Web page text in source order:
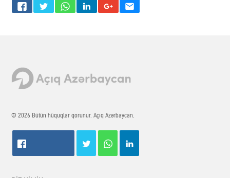
© 2026 Bütün hüquqlar qorunur. Açıq Azərbaycan.